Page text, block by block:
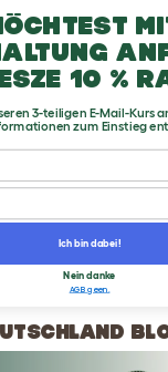
10% Willkommensrabatt
10 %
3-teiligen E-Mail-Kurs
zum Einstieg
Ich bin dabei!
Nein danke
AGB geen.